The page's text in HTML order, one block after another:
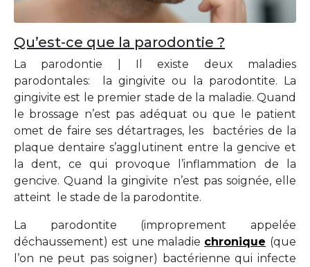
Qu’est-ce que la parodontie ?
La parodontie | Il existe deux maladies
parodontales: la gingivite ou la parodontite. La
gingivite est le premier stade de la maladie. Quand
le brossage n’est pas adéquat ou que le patient
omet de faire ses détartrages, les bactéries de la
plaque dentaire s’agglutinent entre la gencive et
la dent, ce qui provoque l’inflammation de la
gencive. Quand la gingivite n’est pas soignée, elle
atteint le stade de la parodontite.
La parodontite (improprement appelée
déchaussement) est une maladie chronique (que
l’on ne peut pas soigner) bactérienne qui infecte